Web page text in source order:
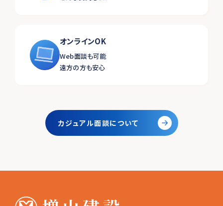
オンラインOK
Web面談も可能
遠方の方も安心
カジュアル面談について